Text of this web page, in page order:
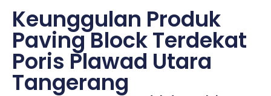
Keunggulan Produk
Paving Block Terdekat
Poris Plawad Utara
Tangerang